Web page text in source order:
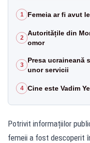
1 Femeia ar fi avut
2
Autoritățile din
omor
3
Presa ucraineană
unor servicii
4 Cine este Vadim
Potrivit informațiilor
femeii a fost descoperit